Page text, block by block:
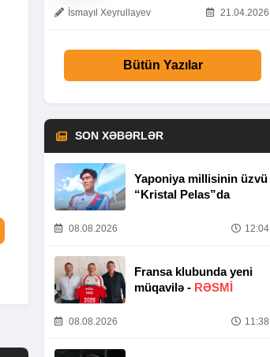
İsmayıl Xeyrullayev 21.04.2026
Bütün Yazılar
SON XƏBƏRLƏR
Yaponiya millisinin üzvü
“Kristal Pelas”da
08.08.2026 12:04
Fransa klubunda yeni
müqavilə - RƏSMİ
08.08.2026 11:38